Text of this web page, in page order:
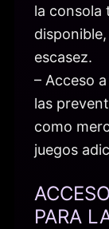
la consola
escasez.
– Acceso
las
como
juegos
PARA